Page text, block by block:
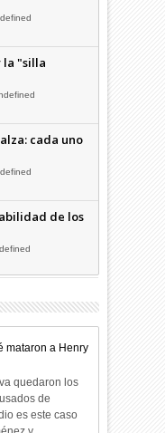
la "silla
cada uno
de los
mataron a Henry
quedaron los
de
es este caso